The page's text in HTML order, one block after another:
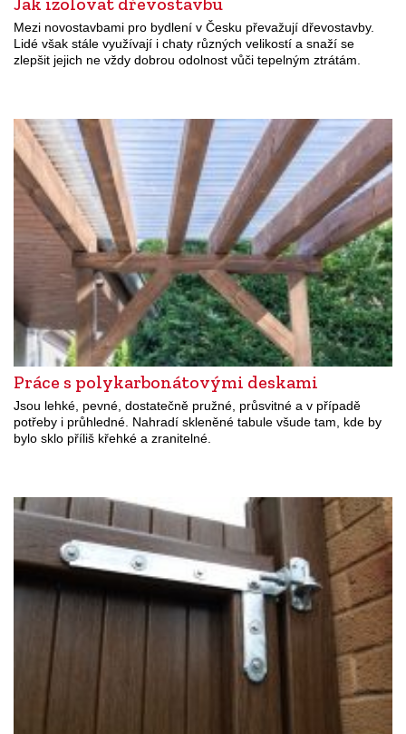
Mezi novostavbami pro bydlení v Česku převažují dřevostavby.
Lidé však stále využívají i chaty různých velikostí a snaží se
zlepšit jejich ne vždy dobrou odolnost vůči tepelným ztrátám.
Práce s polykarbonátovými deskami
Jsou lehké, pevné, dostatečně pružné, průsvitné a v případě
potřeby i průhledné. Nahradí skleněné tabule všude tam, kde by
bylo sklo příliš křehké a zranitelné.